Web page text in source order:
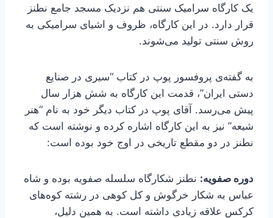
یک کارگاه سرامیک سنتی هم نزدیک مسجد جامع نطنز
قرار دارد. در این کارگاه، ظروف و اشیای سرامیکی به
روش سنتی تولید می‌شوند.
به گفته‌ی پروفسور پوپ در کتاب “سیری در صنایع
دستی ایران”، قدمت این کارگاه به شش هزار سال
پیش می‌رسد. آقای پوپ در کتاب دیگر خود به نام “هنر
شیعه” نیز به این کارگاه اشاره کرده و نوشته است که
نطنز در دو مقطع تاریخی در اوج خود بوده است:
دوره صفویه: نطنز شکارگاه سلسله صفویه بوده و شاه
عباس به شکار خرگوش و کل کوهی در رشته کوه‌های
کرکس علاقه زیادی داشته است. به همین دلیل،